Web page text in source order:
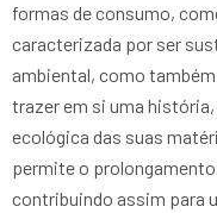
formas de consumo,
caracterizada por ser
ambiental, como
trazer em si uma
ecológica das suas
permite o
contribuindo assim para